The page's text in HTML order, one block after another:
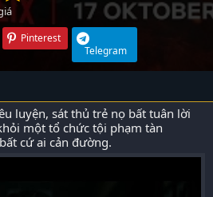
Pinterest
Telegram
luyện, sát thủ trẻ nọ bất tuân lời
một tổ chức tội phạm tàn
cứ ai cản đường.